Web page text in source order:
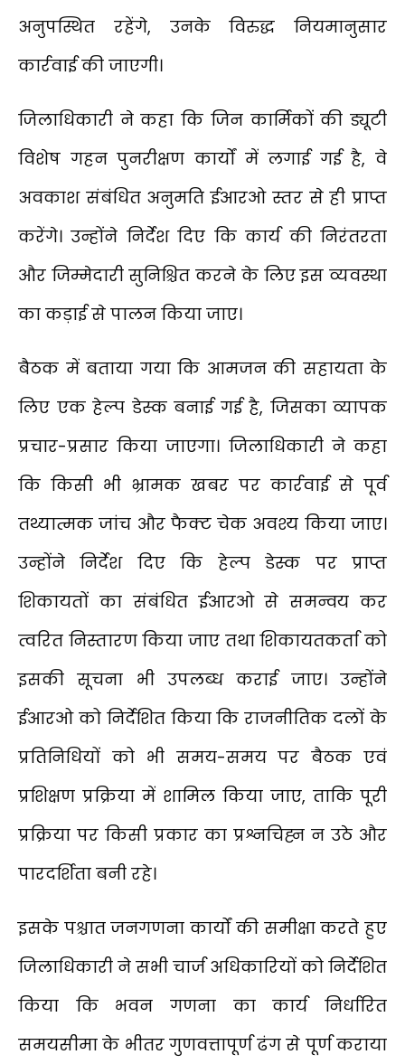
अनुपस्थित रहेंगे, उनके विरुद्ध नियमानुसार
कार्रवाई की जाएगी।
जिलाधिकारी ने कहा कि जिन कार्मिकों की ड्यूटी
विशेष गहन पुनरीक्षण कार्यों में लगाई गई है, वे
अवकाश संबंधित अनुमति ईआरओ स्तर से ही प्राप्त
करेंगे। उन्होंने निर्देश दिए कि कार्य की निरंतरता
और जिम्मेदारी सुनिश्चित करने के लिए इस व्यवस्था
का कड़ाई से पालन किया जाए।
बैठक में बताया गया कि आमजन की सहायता के
लिए एक हेल्प डेस्क बनाई गई है, जिसका व्यापक
प्रचार-प्रसार किया जाएगा। जिलाधिकारी ने कहा
कि किसी भी भ्रामक खबर पर कार्रवाई से पूर्व
तथ्यात्मक जांच और फैक्ट चेक अवश्य किया जाए।
उन्होंने निर्देश दिए कि हेल्प डेस्क पर प्राप्त
शिकायतों का संबंधित ईआरओ से समन्वय कर
त्वरित निस्तारण किया जाए तथा शिकायतकर्ता को
इसकी सूचना भी उपलब्ध कराई जाए। उन्होंने
ईआरओ को निर्देशित किया कि राजनीतिक दलों के
प्रतिनिधियों को भी समय-समय पर बैठक एवं
प्रशिक्षण प्रक्रिया में शामिल किया जाए, ताकि पूरी
प्रक्रिया पर किसी प्रकार का प्रश्नचिह्न न उठे और
पारदर्शिता बनी रहे।
इसके पश्चात जनगणना कार्यों की समीक्षा करते हुए
जिलाधिकारी ने सभी चार्ज अधिकारियों को निर्देशित
किया कि भवन गणना का कार्य निर्धारित
समयसीमा के भीतर गुणवत्तापूर्ण ढंग से पूर्ण कराया